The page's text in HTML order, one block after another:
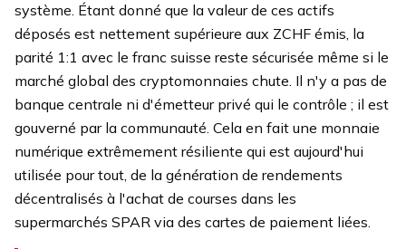
système. Étant donné que la valeur de ces actifs
déposés est nettement supérieure aux ZCHF émis, la
parité 1:1 avec le franc suisse reste sécurisée même si le
marché global des cryptomonnaies chute. Il n'y a pas de
banque centrale ni d'émetteur privé qui le contrôle ; il est
gouverné par la communauté. Cela en fait une monnaie
numérique extrêmement résiliente qui est aujourd'hui
utilisée pour tout, de la génération de rendements
décentralisés à l'achat de courses dans les
supermarchés SPAR via des cartes de paiement liées.